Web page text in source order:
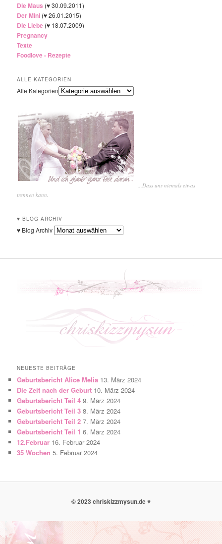
Die Maus (♥ 30.09.2011)
Der Mini (♥ 26.01.2015)
Die Liebe (♥ 18.07.2009)
Pregnancy
Texte
Foodlove - Rezepte
ALLE KATEGORIEN
Alle Kategorien
...Dass uns niemals etwas
trennen kann.
♥ BLOG ARCHIV
♥ Blog Archiv
NEUESTE BEITRÄGE
Geburtsbericht Alice Melia 13. März 2024
Die Zeit nach der Geburt 10. März 2024
Geburtsbericht Teil 4 9. März 2024
Geburtsbericht Teil 3 8. März 2024
Geburtsbericht Teil 2 7. März 2024
Geburtsbericht Teil 1 6. März 2024
12.Februar 16. Februar 2024
35 Wochen 5. Februar 2024
© 2023 chriskizzmysun.de♥